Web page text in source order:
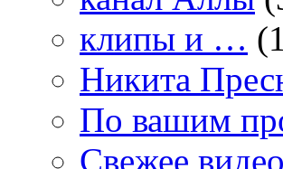
клипы и …
Никита
По вашим
Свежее видео